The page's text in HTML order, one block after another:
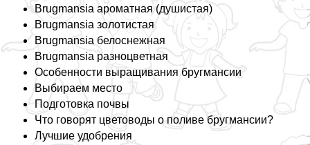
Brugmansia ароматная (душистая)
Brugmansia золотистая
Brugmansia белоснежная
Brugmansia разноцветная
Особенности выращивания бругмансии
Выбираем место
Подготовка почвы
Что говорят цветоводы о поливе бругмансии?
Лучшие удобрения